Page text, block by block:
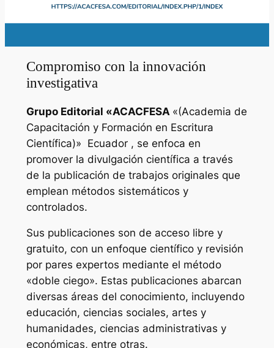
Compromiso con la innovación
investigativa
Grupo Editorial «ACACFESA «(Academia de
Capacitación y Formación en Escritura
Científica)» Ecuador , se enfoca en
promover la divulgación científica a través
de la publicación de trabajos originales que
emplean métodos sistemáticos y
controlados.
Sus publicaciones son de acceso libre y
gratuito, con un enfoque científico y revisión
por pares expertos mediante el método
«doble ciego». Estas publicaciones abarcan
diversas áreas del conocimiento, incluyendo
educación, ciencias sociales, artes y
humanidades, ciencias administrativas y
económicas, entre otras.